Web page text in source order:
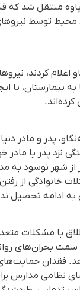
منتقل شد کە
محیط توسط
اعلام کردند،
به بیمارستان، با
کرده‌اند.
پدر و مادر
نزد پدر یا مادر
از شهر نوسود به
خانوادگی از
به ادامه تحصیل
طلاق با مشکلات
سمت بحران‌های
فقدان حمایت‌های
نظامی مدارس